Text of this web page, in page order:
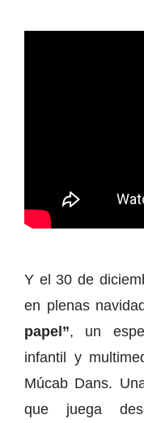
Y el 30 de
en plenas
papel”, un
infantil y
Múcab Dans.
que juega